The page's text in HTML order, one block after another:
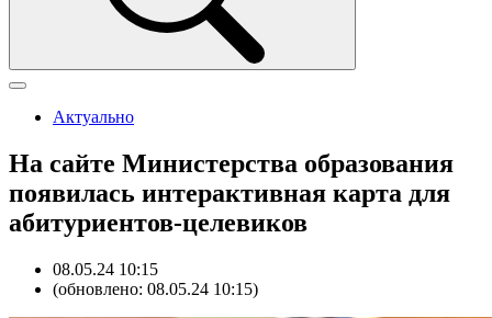
Актуально
На сайте Министерства образования
появилась интерактивная карта для
абитуриентов-целевиков
08.05.24 10:15
(обновлено: 08.05.24 10:15)